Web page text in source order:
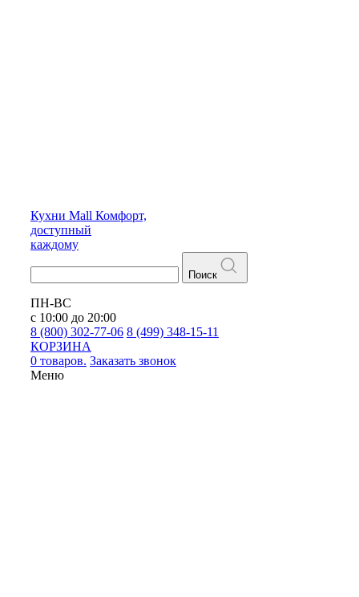
Кухни Mall Комфорт,
доступный
каждому
Поиск
ПН-ВС
с 10:00 до 20:00
8 (800) 302-77-06 8 (499) 348-15-11
КОРЗИНА
0 товаров. Заказать звонок
Меню